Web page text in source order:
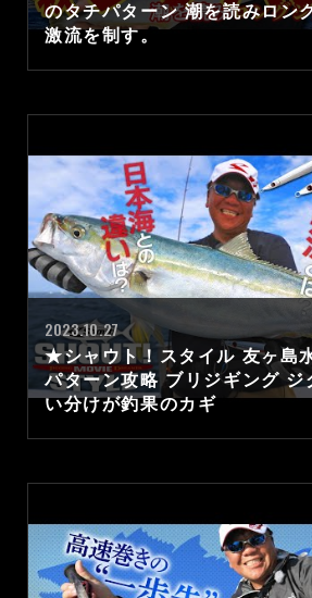
のタチパターン 潮を読みロン
激流を制す。
2023.10.27
★シャウト！スタイル 友ヶ島
パターン攻略 ブリジギング ジ
い分けが釣果のカギ